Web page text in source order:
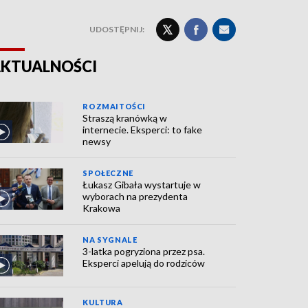
UDOSTĘPNIJ:
ROZMAITOŚCI
Straszą kranówką w
internecie. Eksperci: to fake
newsy
SPOŁECZNE
Łukasz Gibała wystartuje w
wyborach na prezydenta
Krakowa
NA SYGNALE
3-latka pogryziona przez psa.
Eksperci apelują do rodziców
KULTURA